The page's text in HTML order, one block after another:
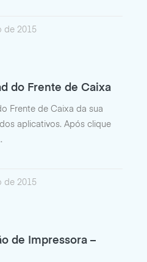
de 2015
do Frente de Caixa
Frente de Caixa da sua
aplicativos. Após clique
de 2015
de Impressora –